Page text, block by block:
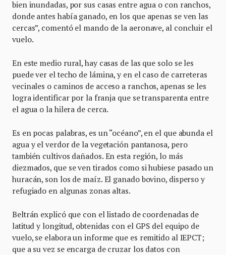
bien inundadas, por sus casas entre agua o con ranchos,
donde antes había ganado, en los que apenas se ven las
cercas”, comentó el mando de la aeronave, al concluir el
vuelo.
En este medio rural, hay casas de las que solo se les
puede ver el techo de lámina, y en el caso de carreteras
vecinales o caminos de acceso a ranchos, apenas se les
logra identificar por la franja que se transparenta entre
el agua o la hilera de cerca.
Es en pocas palabras, es un “océano”, en el que abunda el
agua y el verdor de la vegetación pantanosa, pero
también cultivos dañados. En esta región, lo más
diezmados, que se ven tirados como si hubiese pasado un
huracán, son los de maíz. El ganado bovino, disperso y
refugiado en algunas zonas altas.
Beltrán explicó que con el listado de coordenadas de
latitud y longitud, obtenidas con el GPS del equipo de
vuelo, se elabora un informe que es remitido al IEPCT;
que a su vez se encarga de cruzar los datos con